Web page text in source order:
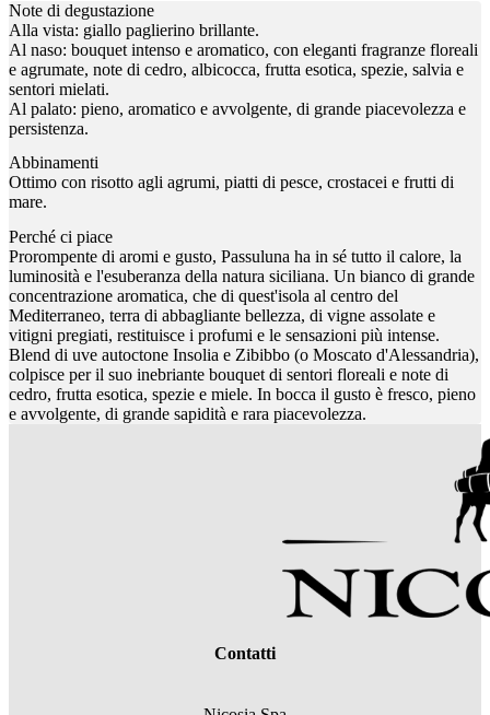
Note di degustazione
Alla vista: giallo paglierino brillante.
Al naso: bouquet intenso e aromatico, con eleganti fragranze floreali
e agrumate, note di cedro, albicocca, frutta esotica, spezie, salvia e
sentori mielati.
Al palato: pieno, aromatico e avvolgente, di grande piacevolezza e
persistenza.
Abbinamenti
Ottimo con risotto agli agrumi, piatti di pesce, crostacei e frutti di
mare.
Perché ci piace
Prorompente di aromi e gusto, Passuluna ha in sé tutto il calore, la
luminosità e l'esuberanza della natura siciliana. Un bianco di grande
concentrazione aromatica, che di quest'isola al centro del
Mediterraneo, terra di abbagliante bellezza, di vigne assolate e
vitigni pregiati, restituisce i profumi e le sensazioni più intense.
Blend di uve autoctone Insolia e Zibibbo (o Moscato d'Alessandria),
colpisce per il suo inebriante bouquet di sentori floreali e note di
cedro, frutta esotica, spezie e miele. In bocca il gusto è fresco, pieno
e avvolgente, di grande sapidità e rara piacevolezza.
Contatti